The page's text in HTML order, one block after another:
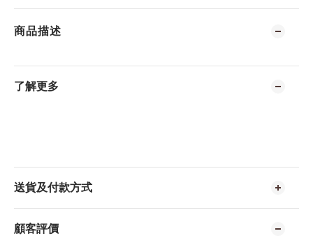
商品描述
了解更多
送貨及付款方式
顧客評價